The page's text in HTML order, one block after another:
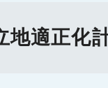
地適正化